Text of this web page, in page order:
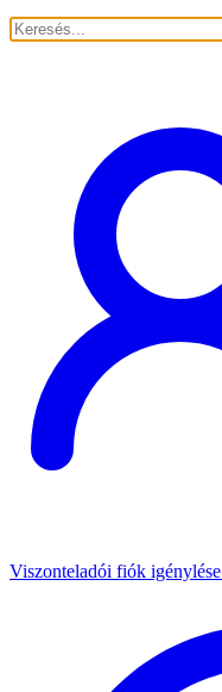
Viszonteladói fiók igénylése